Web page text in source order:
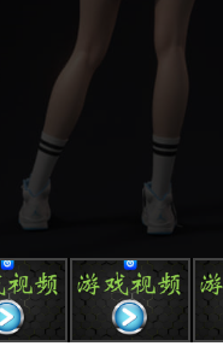
Video